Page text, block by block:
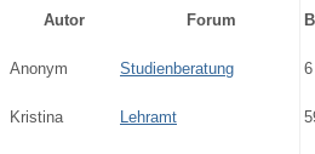
Autor Forum
Anonym Studienberatung 6
Kristina Lehramt